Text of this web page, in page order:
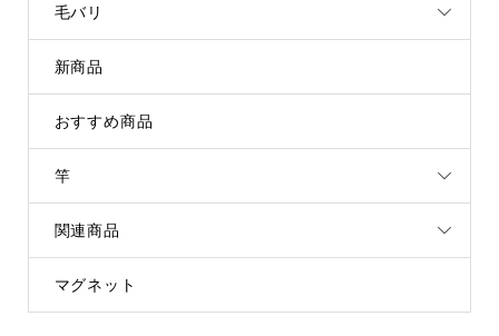
毛バリ
新商品
おすすめ商品
竿
関連商品
マグネット